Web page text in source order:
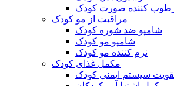
کننده صورت کودک
مراقبت از مو کودک
شامپو ضد شوره کودک
شامپو مو کودک
نرم کننده مو کودک
مکمل غذای کودک
سیستم ایمنی کودک